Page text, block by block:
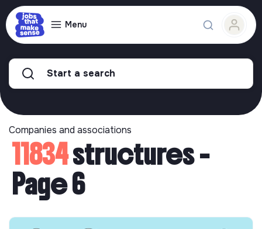
Menu
Start a search
Companies and associations
11834structures -
Page 6